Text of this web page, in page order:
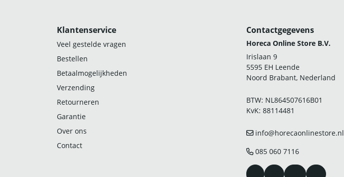
Klantenservice
Veel gestelde vragen
Bestellen
Betaalmogelijkheden
Verzending
Retourneren
Garantie
Over ons
Contact
Contactgegevens
Horeca Online Store B.V.
Irislaan 9
5595 EH Leende
Noord Brabant, Nederland
BTW: NL864507616B01
KvK: 88114481
info@horecaonlinestore.nl
085 060 7116